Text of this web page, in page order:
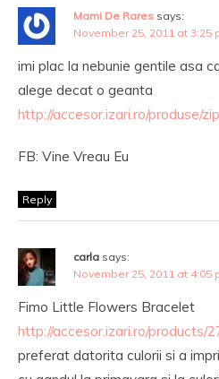
Mami De Rares says:
November 25, 2011 at 3:25
imi plac la nebunie gentile asa
alege decat o geanta
http://accesor.izari.ro/produse/
FB: Vine Vreau Eu
Reply
carla says:
November 25, 2011 at 4:05
Fimo Little Flowers Bracelet
http://accesor.izari.ro/products/
preferat datorita culorii si a